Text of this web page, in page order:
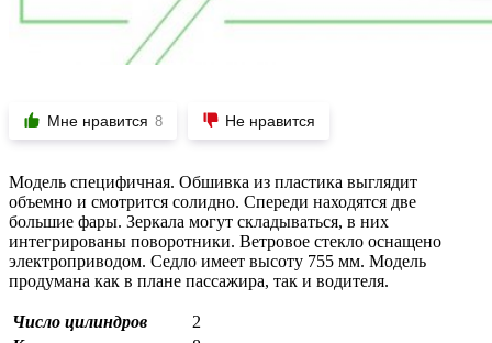
Мне нравится 8 Не нравится
Модель специфичная. Обшивка из пластика выглядит
объемно и смотрится солидно. Спереди находятся две
большие фары. Зеркала могут складываться, в них
интегрированы поворотники. Ветровое стекло оснащено
электроприводом. Седло имеет высоту 755 мм. Модель
продумана как в плане пассажира, так и водителя.
Число цилиндров
2